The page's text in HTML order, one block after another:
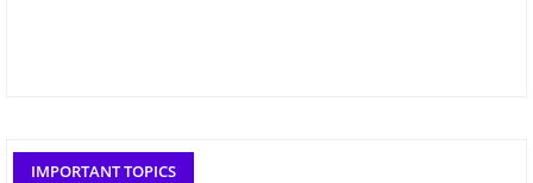
IMPORTANT TOPICS